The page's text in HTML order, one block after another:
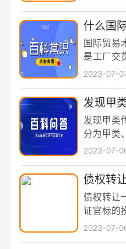
什么国
国际贸
表现在
国际贸易
是工厂交
2023-07-
发现甲
工作期
伤？
发现甲类
分为甲类
2023-07-
债权转
合法吗？
债权转让
证官标的
2023-07-